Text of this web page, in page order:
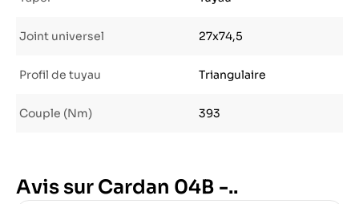
Joint universel 27x74,5
Profil de tuyau Triangulaire
Couple (Nm) 393
Avis sur Cardan 04B -..